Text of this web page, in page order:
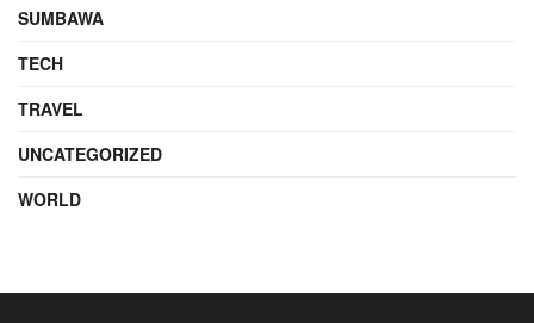
SUMBAWA
TECH
TRAVEL
UNCATEGORIZED
WORLD